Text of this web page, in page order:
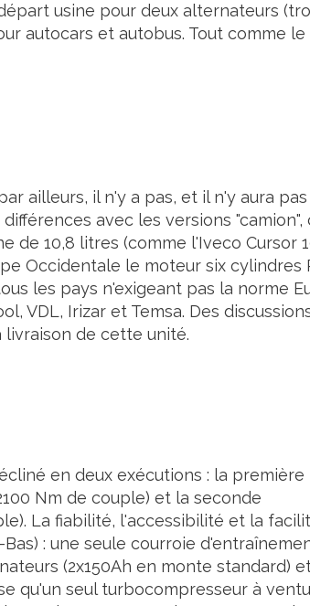
usine pour deux alternateurs
autocars et autobus. Tout comme le
ailleurs, il n'y a pas, et il n'y aura
avec les versions "camion",
de 10,8 litres (comme l'Iveco Cursor
Occidentale le moteur six cylindres
les pays n'exigeant pas la norme
VDL, Irizar et Temsa. Des
livraison de cette unité.
en deux exécutions : la première
Nm de couple) et la seconde
La fiabilité, l'accessibilité et la
: une seule courroie
(2x150Ah en monte standard)
qu'un seul turbocompresseur à